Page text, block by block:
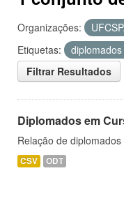
Organizações:
Etiquetas:
diplomados
Filtrar Resultados
Diplomados em
Relação de
CSV ODT